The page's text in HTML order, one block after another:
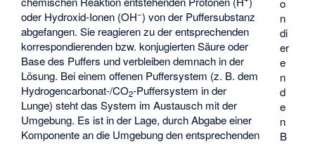
o
n
di
er
e
n
d
e
n
B
oder Hydroxid-Ionen (OH−) von der Puffersubstanz
abgefangen. Sie reagieren zu der entsprechenden
korrespondierenden bzw. konjugierten Säureoder
Base des Puffers und verbleiben demnach in der
Lösung. Bei einem offenen Puffersystem (z. B. dem
Hydrogencarbonat-/CO2-Puffersystem in der
Lunge) steht das System im Austausch mit der
Umgebung. Es ist in der Lage, durch Abgabe einer
Komponente an die Umgebung den entsprechenden